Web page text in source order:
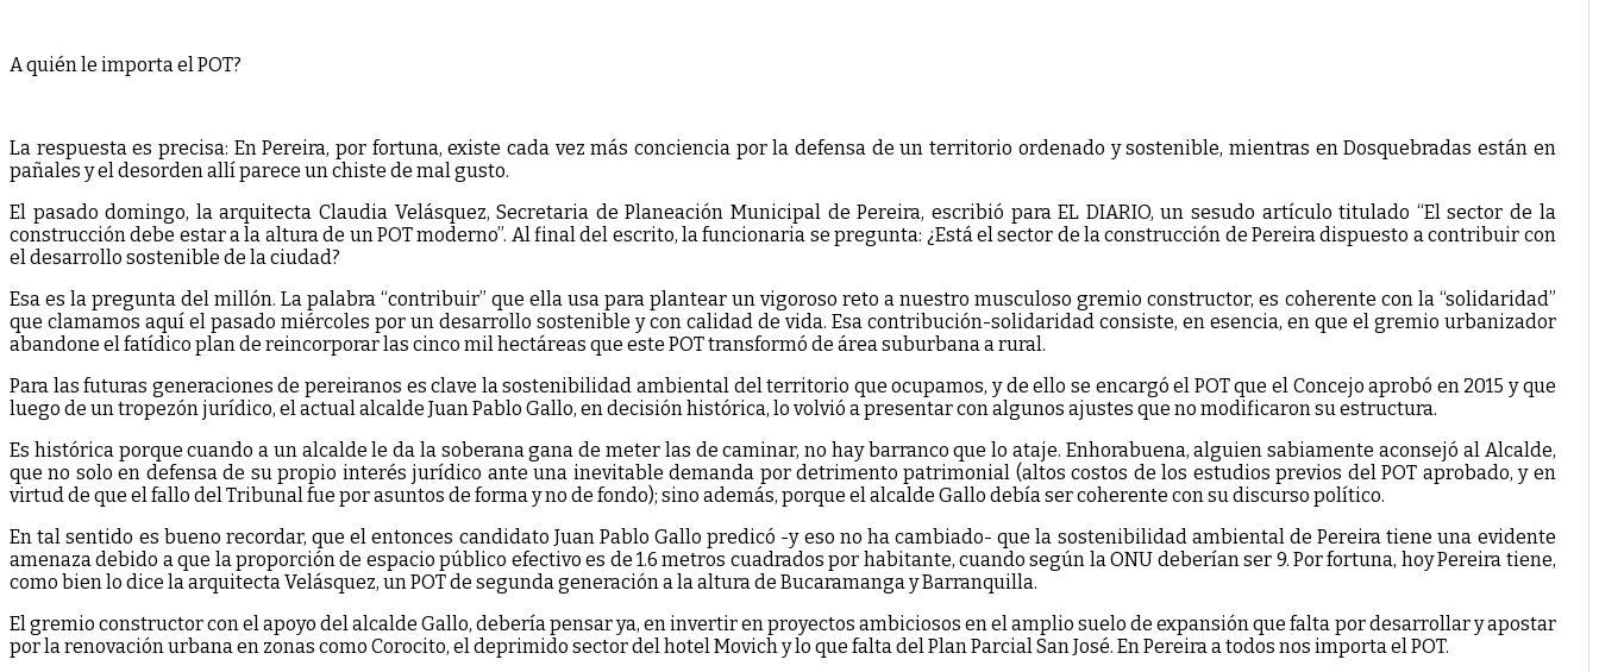
A quién le importa el POT?
La respuesta es precisa: En Pereira, por fortuna, existe cada vez más conciencia por la defensa de un territorio ordenado y sostenible, mientras en Dosquebradas están en
pañales y el desorden allí parece un chiste de mal gusto.
El pasado domingo, la arquitecta Claudia Velásquez, Secretaria de Planeación Municipal de Pereira, escribió para EL DIARIO, un sesudo artículo titulado “El sector de la
construcción debe estar a la altura de un POT moderno”. Al final del escrito, la funcionaria se pregunta: ¿Está el sector de la construcción de Pereira dispuesto a contribuir con
el desarrollo sostenible de la ciudad?
Esa es la pregunta del millón. La palabra “contribuir” que ella usa para plantear un vigoroso reto a nuestro musculoso gremio constructor, es coherente con la “solidaridad”
que clamamos aquí el pasado miércoles por un desarrollo sostenible y con calidad de vida. Esa contribución-solidaridad consiste, en esencia, en que el gremio urbanizador
abandone el fatídico plan de reincorporar las cinco mil hectáreas que este POT transformó de área suburbana a rural.
Para las futuras generaciones de pereiranos es clave la sostenibilidad ambiental del territorio que ocupamos, y de ello se encargó el POT que el Concejo aprobó en 2015 y que
luego de un tropezón jurídico, el actual alcalde Juan Pablo Gallo, en decisión histórica, lo volvió a presentar con algunos ajustes que no modificaron su estructura.
Es histórica porque cuando a un alcalde le da la soberana gana de meter las de caminar, no hay barranco que lo ataje. Enhorabuena, alguien sabiamente aconsejó al Alcalde,
que no solo en defensa de su propio interés jurídico ante una inevitable demanda por detrimento patrimonial (altos costos de los estudios previos del POT aprobado, y en
virtud de que el fallo del Tribunal fue por asuntos de forma y no de fondo); sino además, porque el alcalde Gallo debía ser coherente con su discurso político.
En tal sentido es bueno recordar, que el entonces candidato Juan Pablo Gallo predicó -y eso no ha cambiado- que la sostenibilidad ambiental de Pereira tiene una evidente
amenaza debido a que la proporción de espacio público efectivo es de 1.6 metros cuadrados por habitante, cuando según la ONU deberían ser 9. Por fortuna, hoy Pereira tiene,
como bien lo dice la arquitecta Velásquez, un POT de segunda generación a la altura de Bucaramanga y Barranquilla.
El gremio constructor con el apoyo del alcalde Gallo, debería pensar ya, en invertir en proyectos ambiciosos en el amplio suelo de expansión que falta por desarrollar y apostar
por la renovación urbana en zonas como Corocito, el deprimido sector del hotel Movich y lo que falta del Plan Parcial San José. En Pereira a todos nos importa el POT.